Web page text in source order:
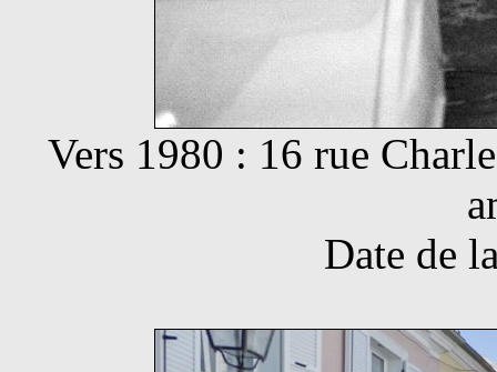
Vers 1980 : 16 rue
Date de